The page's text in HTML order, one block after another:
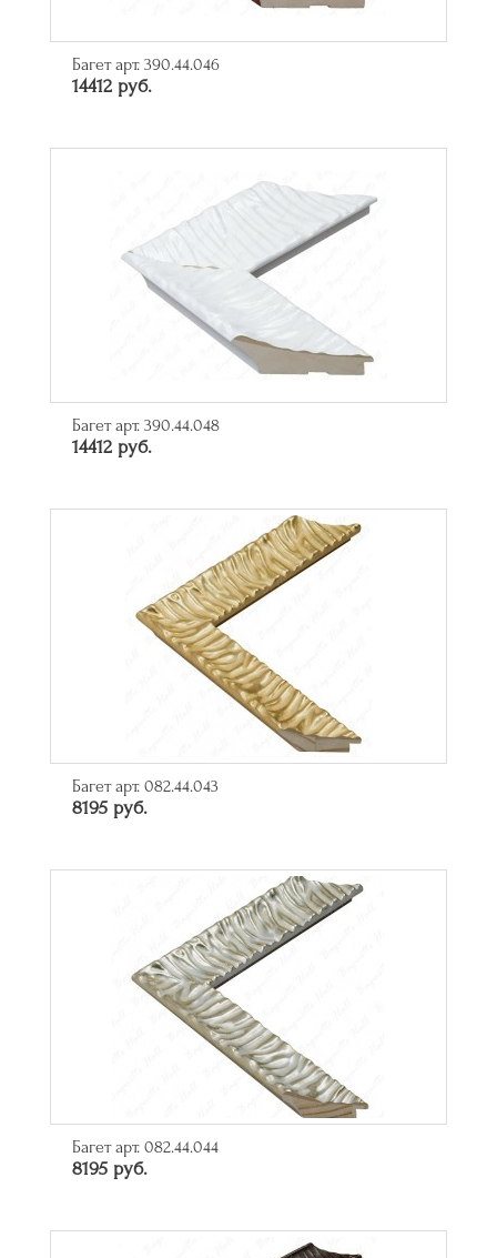
Багет арт. 390.44.046
14412 руб.
Багет арт. 390.44.048
14412 руб.
Багет арт. 082.44.043
8195 руб.
Багет арт. 082.44.044
8195 руб.